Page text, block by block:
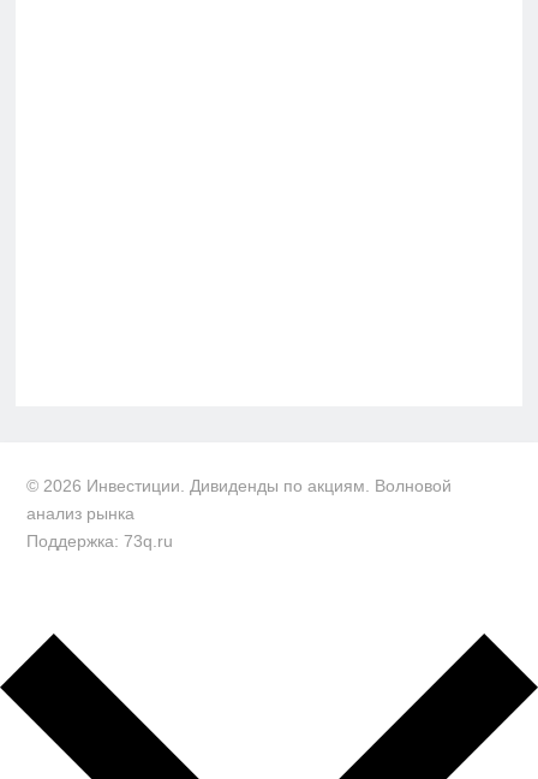
© 2026 Инвестиции. Дивиденды по акциям. Волновой
анализ рынка
Поддержка: 73q.ru